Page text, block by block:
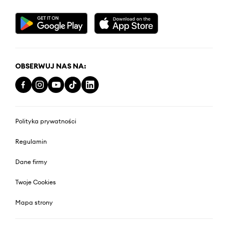
OBSERWUJ NAS NA:
Polityka prywatności
Regulamin
Dane firmy
Twoje Cookies
Mapa strony